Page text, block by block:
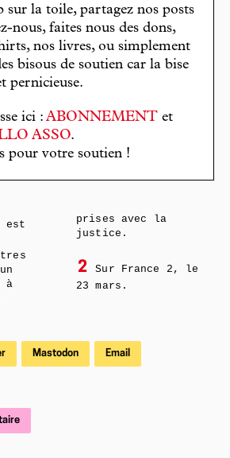
sur la toile, partagez nos posts
nous, faites nous des dons,
nos livres, ou simplement
bisous de soutien car la bise
pernicieuse.
ici : ABONNEMENT et
ASSO.
pour votre soutien !
est
à
prises avec la
justice.
2
Sur France 2, le
23 mars.
Mastodon Email